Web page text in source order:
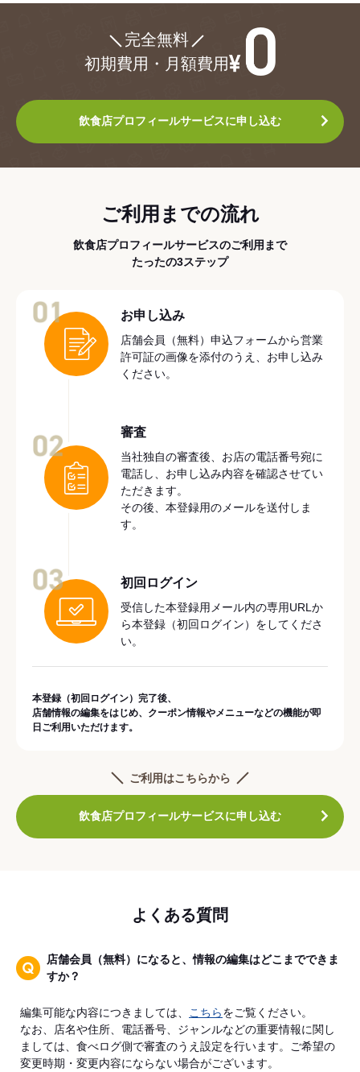
完全無料
初期費用・月額費用
飲食店プロフィールサービスに申し込む
ご利用までの流れ
飲食店プロフィールサービスのご利用まで
たったの3ステップ
お申し込み
店舗会員（無料）申込フォームから営業
許可証の画像を添付のうえ、お申し込み
ください。
審査
当社独自の審査後、お店の電話番号宛に
電話し、お申し込み内容を確認させてい
ただきます。
その後、本登録用のメールを送付しま
す。
初回ログイン
受信した本登録用メール内の専用URLか
ら本登録（初回ログイン）をしてくださ
い。
本登録（初回ログイン）完了後、
店舗情報の編集をはじめ、クーポン情報やメニューなどの機能が即
日ご利用いただけます。
ご利用はこちらから
飲食店プロフィールサービスに申し込む
よくある質問
店舗会員（無料）になると、情報の編集はどこまでできま
すか？
編集可能な内容につきましては、 こちらをご覧ください。
なお、店名や住所、電話番号、ジャンルなどの重要情報に関し
ましては、食べログ側で審査のうえ設定を行います。ご希望の
変更時期・変更内容にならない場合がございます。